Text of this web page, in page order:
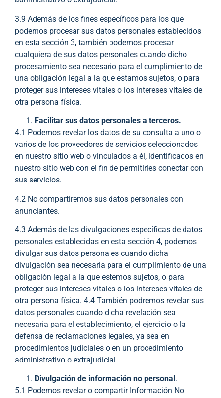
3.9 Además de los fines específicos para los que
podemos procesar sus datos personales establecidos
en esta sección 3, también podemos procesar
cualquiera de sus datos personales cuando dicho
procesamiento sea necesario para el cumplimiento de
una obligación legal a la que estamos sujetos, o para
proteger sus intereses vitales o los intereses vitales de
otra persona física.
Facilitar sus datos personales a terceros.
4.1 Podemos revelar los datos de su consulta a uno o
varios de los proveedores de servicios seleccionados
en nuestro sitio web o vinculados a él, identificados en
nuestro sitio web con el fin de permitirles conectar con
sus servicios.
4.2 No compartiremos sus datos personales con
anunciantes.
4.3 Además de las divulgaciones específicas de datos
personales establecidas en esta sección 4, podemos
divulgar sus datos personales cuando dicha
divulgación sea necesaria para el cumplimiento de una
obligación legal a la que estemos sujetos, o para
proteger sus intereses vitales o los intereses vitales de
otra persona física. 4.4 También podremos revelar sus
datos personales cuando dicha revelación sea
necesaria para el establecimiento, el ejercicio o la
defensa de reclamaciones legales, ya sea en
procedimientos judiciales o en un procedimiento
administrativo o extrajudicial.
Divulgación de información no personal .
5.1 Podemos revelar o compartir Información No